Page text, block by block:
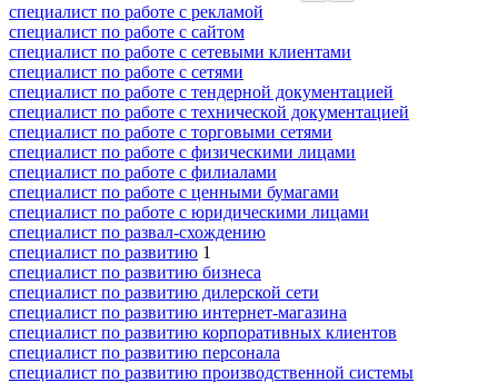
специалист по работе с рекламой
специалист по работе с сайтом
специалист по работе с сетевыми клиентами
специалист по работе с сетями
специалист по работе с тендерной документацией
специалист по работе с технической документацией
специалист по работе с торговыми сетями
специалист по работе с физическими лицами
специалист по работе с филиалами
специалист по работе с ценными бумагами
специалист по работе с юридическими лицами
специалист по развал-схождению
специалист по развитию 1
специалист по развитию бизнеса
специалист по развитию дилерской сети
специалист по развитию интернет-магазина
специалист по развитию корпоративных клиентов
специалист по развитию персонала
специалист по развитию производственной системы